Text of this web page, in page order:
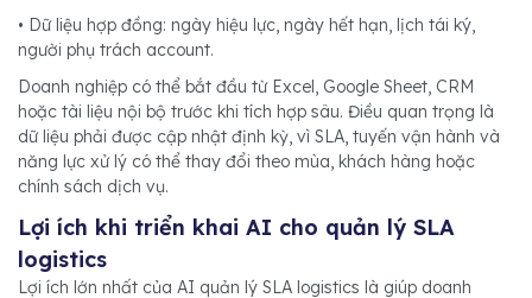
• Dữ liệu hợp đồng: ngày hiệu lực, ngày hết hạn, lịch tái ký,
người phụ trách account.
Doanh nghiệp có thể bắt đầu từ Excel, Google Sheet, CRM
hoặc tài liệu nội bộ trước khi tích hợp sâu. Điều quan trọng là
dữ liệu phải được cập nhật định kỳ, vì SLA, tuyến vận hành và
năng lực xử lý có thể thay đổi theo mùa, khách hàng hoặc
chính sách dịch vụ.
Lợi ích khi triển khai AI cho quản lý SLA
logistics
Lợi ích lớn nhất của AI quản lý SLA logistics là giúp doanh